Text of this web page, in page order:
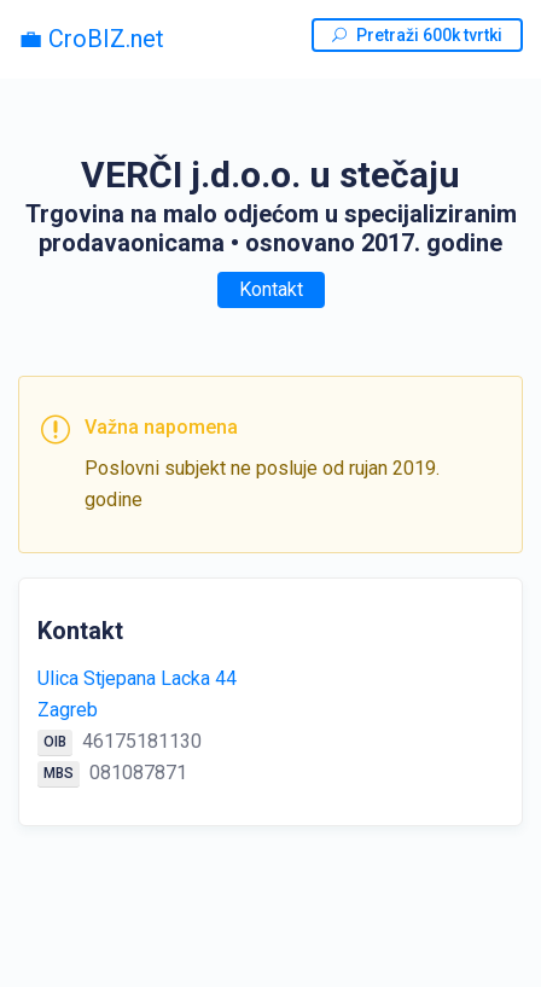
💼 CroBIZ.net Pretraži 600k tvrtki
VERČI j.d.o.o. u stečaju
Trgovina na malo odjećom u specijaliziranim
prodavaonicama • osnovano 2017. godine
Kontakt
Važna napomena
Poslovni subjekt ne posluje od rujan 2019.
godine
Kontakt
Ulica Stjepana Lacka 44
Zagreb
OIB 46175181130
MBS 081087871